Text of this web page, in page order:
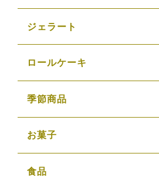
ジェラート
ロールケーキ
季節商品
お菓子
食品